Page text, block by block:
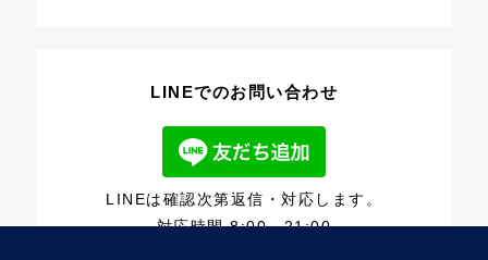
LINEでのお問い合わせ
LINEは確認次第返信・対応します。
対応時間 8:00～21:00